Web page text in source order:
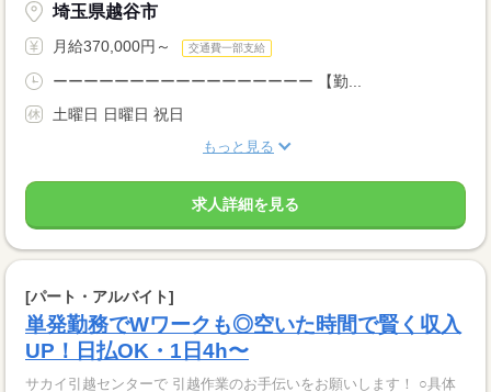
埼玉県越谷市
月給370,000円～ 交通費一部支給
ーーーーーーーーーーーーーーーーー 【勤...
土曜日 日曜日 祝日
もっと見る
求人詳細を見る
[パート・アルバイト]
単発勤務でWワークも◎空いた時間で賢く収入
UP！日払OK・1日4h〜
サカイ引越センターで 引越作業のお手伝いをお願いします！ ○具体